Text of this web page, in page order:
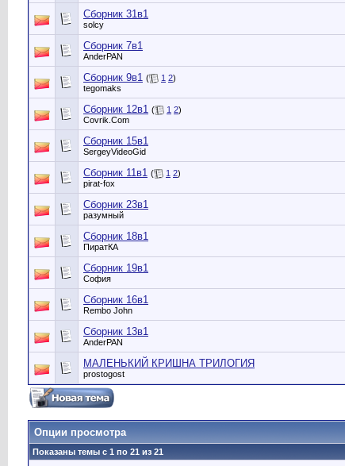
Сборник 31в1
solcy
Сборник 7в1
AnderPAN
Сборник 9в1 ( 1 2)
tegomaks
Сборник 12в1 ( 1 2)
Сovrik.Com
Сборник 15в1
SergeyVideoGid
Сборник 11в1 ( 1 2)
pirat-fox
Сборник 23в1
разумный
Сборник 18в1
ПиратКА
Сборник 19в1
София
Сборник 16в1
Rembo John
Сборник 13в1
AnderPAN
МАЛЕНЬКИЙ КРИШНА ТРИЛОГИЯ
prostogost
Опции просмотра
Показаны темы с 1 по 21 из 21